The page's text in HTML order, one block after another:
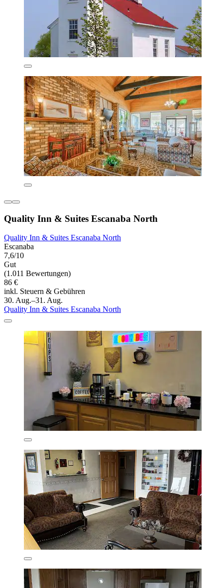
Quality Inn & Suites Escanaba North
Quality Inn & Suites Escanaba North
Escanaba
7,6/10
Gut
(1.011 Bewertungen)
86 €
inkl. Steuern & Gebühren
30. Aug.–31. Aug.
Quality Inn & Suites Escanaba North